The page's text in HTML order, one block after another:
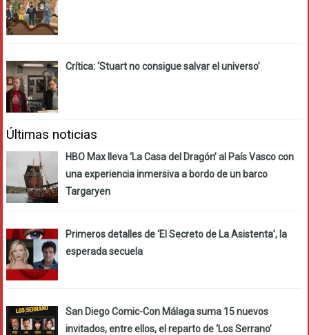
Crítica: ‘Stuart no consigue salvar el universo’
Últimas noticias
HBO Max lleva ‘La Casa del Dragón’ al País Vasco con
una experiencia inmersiva a bordo de un barco
Targaryen
Primeros detalles de ‘El Secreto de La Asistenta’, la
esperada secuela
San Diego Comic-Con Málaga suma 15 nuevos
invitados, entre ellos, el reparto de ‘Los Serrano’